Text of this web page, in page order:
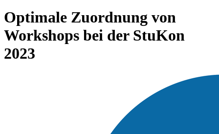
Optimale Zuordnung von
Workshops bei der StuKon
2023